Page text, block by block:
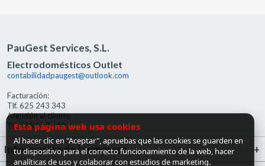
PauGest Services, S.L.
Electrodomésticos Outlet
contabilidadpaugest@outlook.com
Facturación:
Tlf. 625 243 343
Atención al cliente:
Tlf. 685 527 519
Información de la empresa
Esta página web usa cookies
Al hacer clic en "Aceptar", apruebas que las cookies se guarden en
tu dispositivo para el correcto funcionamiento de la web, hacer
analíticas de uso y colaborar con estudios de marketing.